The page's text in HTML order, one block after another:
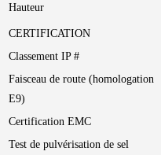
Hauteur
CERTIFICATION
Classement IP #
Faisceau de route (homologation
E9)
Certification EMC
Test de pulvérisation de sel